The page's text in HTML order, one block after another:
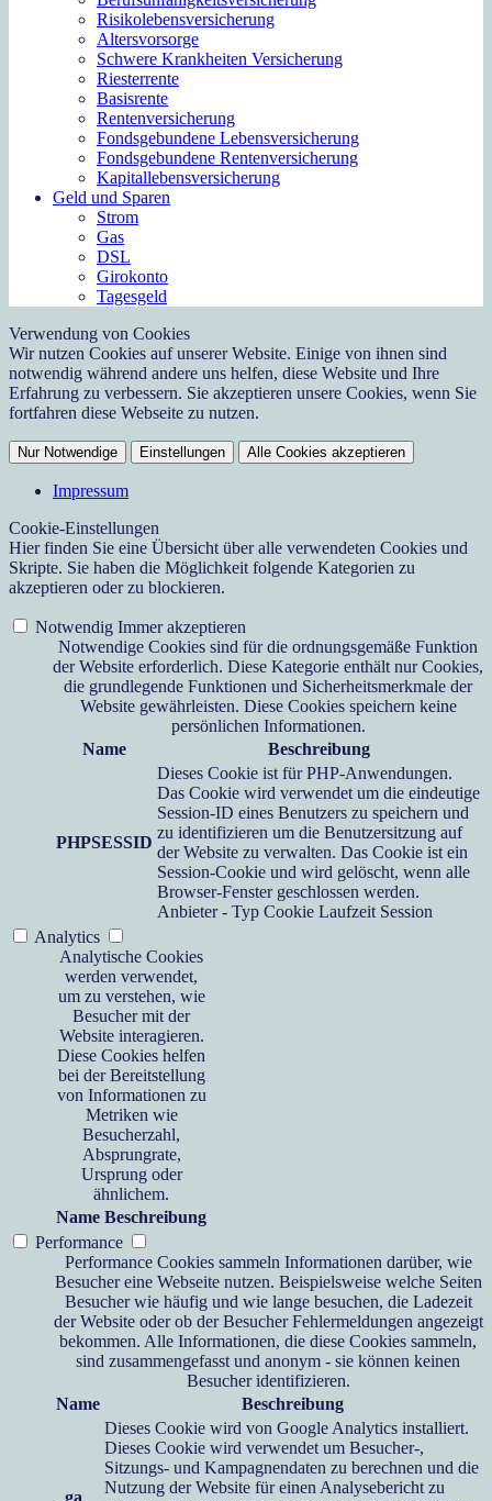
Risikolebensversicherung
Altersvorsorge
Schwere Krankheiten Versicherung
Riesterrente
Basisrente
Rentenversicherung
Fondsgebundene Lebensversicherung
Fondsgebundene Rentenversicherung
Kapitallebensversicherung
Geld und Sparen
Strom
Gas
DSL
Girokonto
Tagesgeld
Verwendung von Cookies
Wir nutzen Cookies auf unserer Website. Einige von ihnen sind
notwendig während andere uns helfen, diese Website und Ihre
Erfahrung zu verbessern. Sie akzeptieren unsere Cookies, wenn Sie
fortfahren diese Webseite zu nutzen.
Nur Notwendige Einstellungen Alle Cookies akzeptieren
Impressum
Cookie-Einstellungen
Hier finden Sie eine Übersicht über alle verwendeten Cookies und
Skripte. Sie haben die Möglichkeit folgende Kategorien zu
akzeptieren oder zu blockieren.
Notwendig Immer akzeptieren
Notwendige Cookies sind für die ordnungsgemäße Funktion
der Website erforderlich. Diese Kategorie enthält nur Cookies,
die grundlegende Funktionen und Sicherheitsmerkmale der
Website gewährleisten. Diese Cookies speichern keine
persönlichen Informationen.
Name
Beschreibung
PHPSESSID
Dieses Cookie ist für PHP-Anwendungen.
Das Cookie wird verwendet um die eindeutige
Session-ID eines Benutzers zu speichern und
zu identifizieren um die Benutzersitzung auf
der Website zu verwalten. Das Cookie ist ein
Session-Cookie und wird gelöscht, wenn alle
Browser-Fenster geschlossen werden.
Anbieter - Typ Cookie Laufzeit Session
Analytics
Analytische Cookies
werden verwendet,
um zu verstehen, wie
Besucher mit der
Website interagieren.
Diese Cookies helfen
bei der Bereitstellung
von Informationen zu
Metriken wie
Besucherzahl,
Absprungrate,
Ursprung oder
ähnlichem.
Name Beschreibung
Performance
Performance Cookies sammeln Informationen darüber, wie
Besucher eine Webseite nutzen. Beispielsweise welche Seiten
Besucher wie häufig und wie lange besuchen, die Ladezeit
der Website oder ob der Besucher Fehlermeldungen angezeigt
bekommen. Alle Informationen, die diese Cookies sammeln,
sind zusammengefasst und anonym - sie können keinen
Besucher identifizieren.
Name
Beschreibung
_ga
Dieses Cookie wird von Google Analytics installiert.
Dieses Cookie wird verwendet um Besucher-,
Sitzungs- und Kampagnendaten zu berechnen und die
Nutzung der Website für einen Analysebericht zu